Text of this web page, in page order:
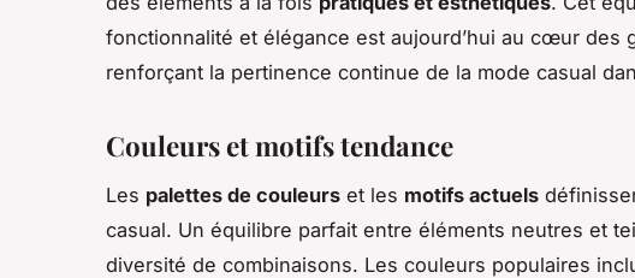
fonctionnalité et élégance est aujourd’hui au cœur des
renforçant la pertinence continue de la mode casual
Couleurs et motifs tendance
Les palettes de couleurs et les motifs actuels
casual. Un équilibre parfait entre éléments neutres et
diversité de combinaisons. Les couleurs populaires